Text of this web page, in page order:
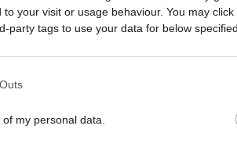
your visit or usage behaviour. You may
party tags to use your data for below
my personal data.
για τις υπερκείμενες
και να εφαρμοστούν τα
οι καταστάσεις ανωμαλίας.
θα μείνει αμέτοχη»,